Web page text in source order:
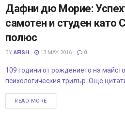
Дафни дю Морие:
самотен и студен като
полюс
BY AFISH 13 MAY 2016 0
109 години от рождението на
психологическия трилър. Още
READ MORE